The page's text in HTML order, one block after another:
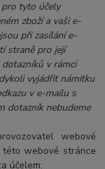
tyto účely
zboží a vaši e-
při zasílání e-
straně pro její
v rámci
vyjádřit námitku
v e-mailu s
dotazník nebudeme
webové
této webové stránce
účelem: